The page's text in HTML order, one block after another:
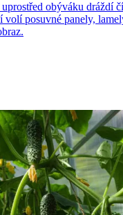
uprostřed obýváku dráždí
volí posuvné panely,